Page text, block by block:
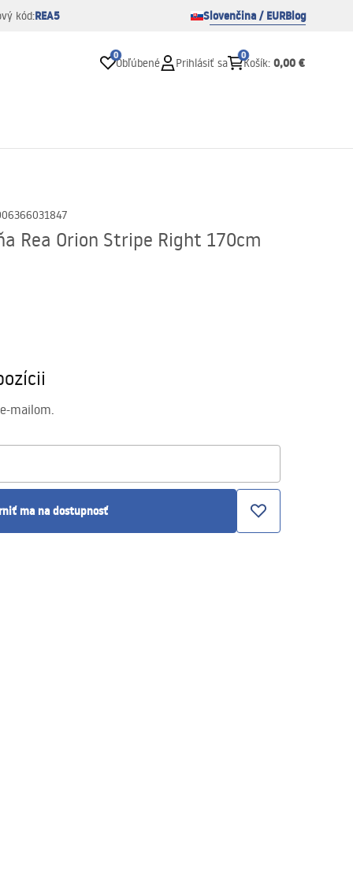
kód:REA5 Slovenčina / EURBlog
0
Obľúbené Prihlásiť sa
0
Košík: 0,00 €
Rea Orion Stripe Right 170cm
mailom.
ma na dostupnosť